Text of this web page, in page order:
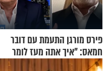
פירס מורגן התעמת עם דובר
חמאס: "איך אתה מעז לומר
שלא ביצעתם פשעי מלחמה?!"